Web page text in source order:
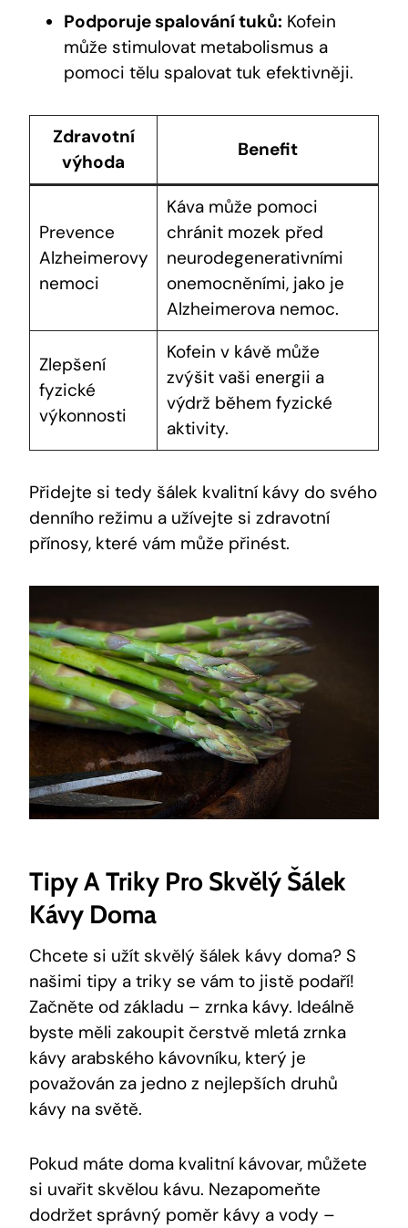
Podporuje spalování tuků: Kofein
může stimulovat metabolismus a
pomoci tělu spalovat tuk efektivněji.
Zdravotní
výhoda
Benefit
Prevence
Alzheimerovy
nemoci
Káva může pomoci
chránit mozek před
neurodegenerativními
onemocněními, jako je
Alzheimerova nemoc.
Zlepšení
fyzické
výkonnosti
Kofein v kávě může
zvýšit vaši energii a
výdrž během fyzické
aktivity.
Přidejte si tedy šálek kvalitní kávy do svého
denního režimu a užívejte si zdravotní
přínosy, které vám může přinést.
Tipy A Triky Pro Skvělý Šálek
Kávy Doma
Chcete si užít skvělý šálek kávy doma? S
našimi tipy a triky se vám to jistě podaří!
Začněte od základu – zrnka kávy. Ideálně
byste měli zakoupit čerstvě mletá zrnka
kávy arabského kávovníku, který je
považován za jedno z nejlepších druhů
kávy na světě.
Pokud máte doma kvalitní kávovar, můžete
si uvařit skvělou kávu. Nezapomeňte
dodržet správný poměr kávy a vody –